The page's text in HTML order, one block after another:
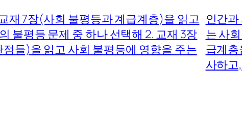
재 7장(사회 불평등과 계급계층)을 읽고
불평등 문제 중 하나 선택해 2. 교재 3장
들)을 읽고 사회 불평등에 영향을 주는
인간
는 사
급계층
사하고